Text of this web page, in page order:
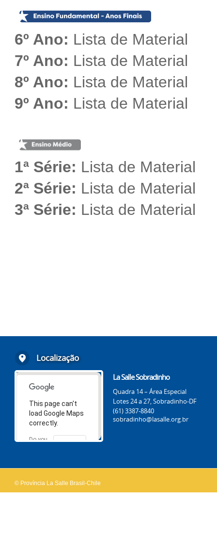
6º Ano: Lista de Material
7º Ano: Lista de Material
8º Ano: Lista de Material
9º Ano: Lista de Material
1ª Série: Lista de Material
2ª Série: Lista de Material
3ª Série: Lista de Material
Localização
This page can't
load Google Maps
correctly.
Do you
OK
La Salle Sobradinho
Quadra 14 – Área Especial
Lotes 24 a 27, Sobradinho-DF
(61) 3387-8840
sobradinho@lasalle.org.br
© Província La Salle Brasil-Chile